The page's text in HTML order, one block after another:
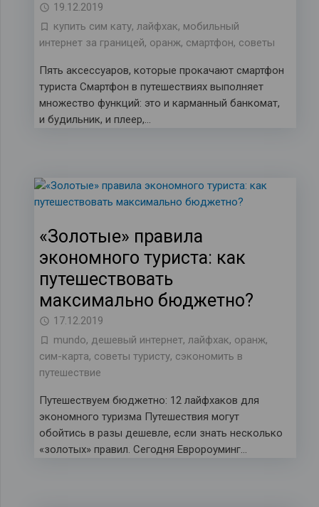
19.12.2019
купить сим кату, лайфхак, мобильный
интернет за границей, оранж, смартфон, советы
Пять аксессуаров, которые прокачают смартфон
туриста Смартфон в путешествиях выполняет
множество функций: это и карманный банкомат,
и будильник, и плеер,…
«Золотые» правила
экономного туриста: как
путешествовать
максимально бюджетно?
17.12.2019
mundo, дешевый интернет, лайфхак, оранж,
сим-карта, советы туристу, сэкономить в
путешествие
Путешествуем бюджетно: 12 лайфхаков для
экономного туризма Путешествия могут
обойтись в разы дешевле, если знать несколько
«золотых» правил. Сегодня Евророуминг…